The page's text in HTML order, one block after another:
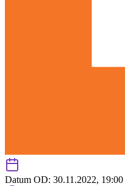
Datum OD: 30.11.2022, 19:00